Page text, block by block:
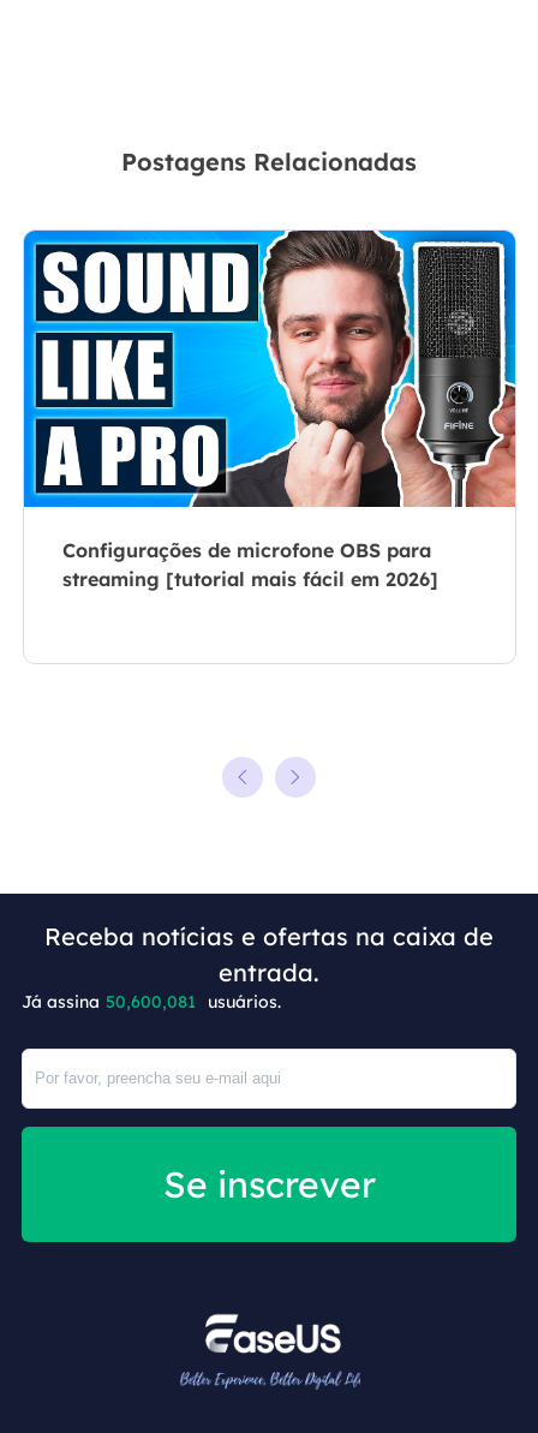
Postagens Relacionadas
Configurações de microfone OBS para
streaming [tutorial mais fácil em 2026]
Receba notícias e ofertas na caixa de
entrada.
Já assina 50,600,081 usuários.
Se inscrever
+4